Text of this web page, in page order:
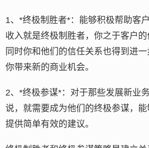
1、*终极制胜者*：能够积极帮助客
收入就是终极制胜者，你之于客户的
同时你和他们的信任关系也得到进
你带来新的商业机会。
2、*终极参谋*：对于那些发展新业
说，就需要成为他们的终极参谋，
提供简单有效的建议。